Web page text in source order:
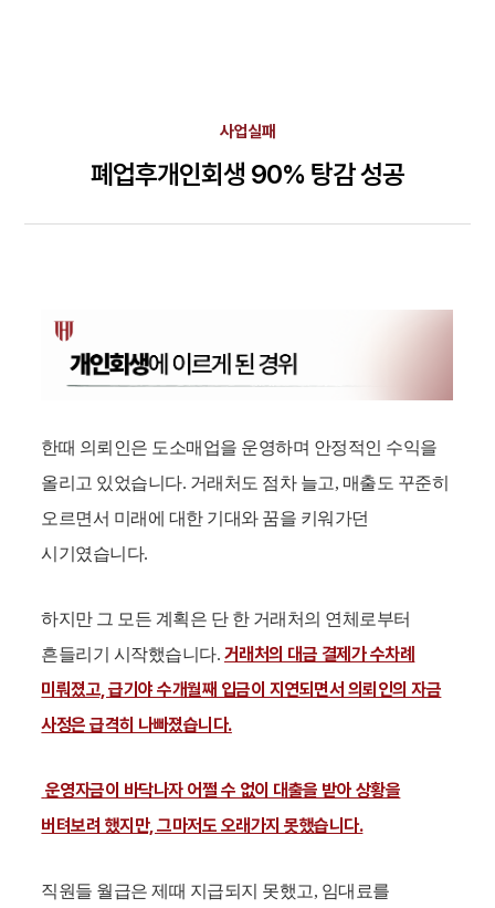
사업실패
폐업후개인회생 90% 탕감 성공
한때 의뢰인은 도소매업을 운영하며 안정적인 수익을
올리고 있었습니다. 거래처도 점차 늘고, 매출도 꾸준히
오르면서 미래에 대한 기대와 꿈을 키워가던
시기였습니다.
하지만 그 모든 계획은 단 한 거래처의 연체로부터
흔들리기 시작했습니다. 거래처의 대금 결제가 수차례
미뤄졌고, 급기야 수개월째 입금이 지연되면서 의뢰인의 자금
사정은 급격히 나빠졌습니다.
운영자금이 바닥나자 어쩔 수 없이 대출을 받아 상황을
버텨보려 했지만, 그마저도 오래가지 못했습니다.
직원들 월급은 제때 지급되지 못했고, 임대료를